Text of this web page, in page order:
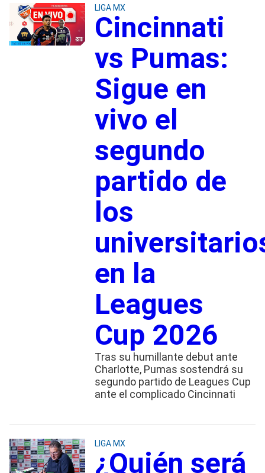
LIGA MX
Cincinnati
vs Pumas:
Sigue en
vivo el
segundo
partido de
los
en la
Leagues
Cup 2026
Tras su humillante debut ante
Charlotte, Pumas sostendrá su
segundo partido de Leagues Cup
ante el complicado Cincinnati
LIGA MX
¿Quién será